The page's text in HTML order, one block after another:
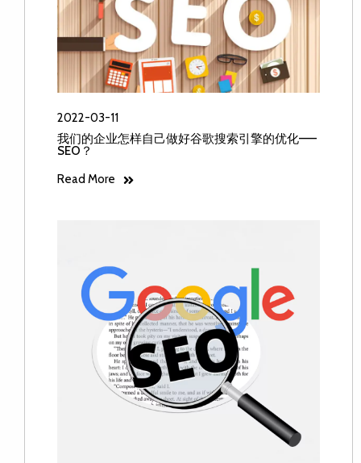
2022-03-11
我们的企业怎样自己做好谷歌搜索引擎的优化——
SEO？
Read More